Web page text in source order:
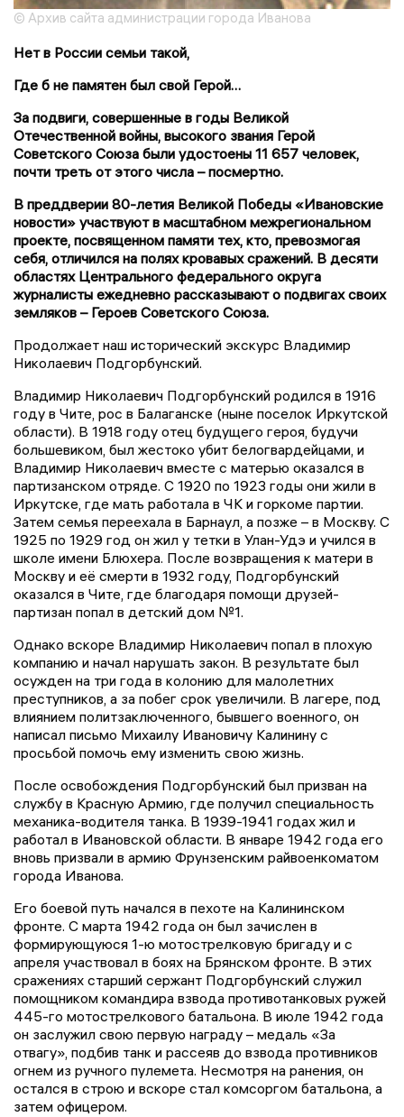
© Архив сайта администрации города Иванова
Нет в России семьи такой,
Где б не памятен был свой Герой…
За подвиги, совершенные в годы Великой
Отечественной войны, высокого звания Герой
Советского Союза были удостоены 11 657 человек,
почти треть от этого числа – посмертно.
В преддверии 80-летия Великой Победы «Ивановские
новости» участвуют в масштабном межрегиональном
проекте, посвященном памяти тех, кто, превозмогая
себя, отличился на полях кровавых сражений. В десяти
областях Центрального федерального округа
журналисты ежедневно рассказывают о подвигах своих
земляков – Героев Советского Союза.
Продолжает наш исторический экскурс Владимир
Николаевич Подгорбунский.
Владимир Николаевич Подгорбунский родился в 1916
году в Чите, рос в Балаганске (ныне поселок Иркутской
области). В 1918 году отец будущего героя, будучи
большевиком, был жестоко убит белогвардейцами, и
Владимир Николаевич вместе с матерью оказался в
партизанском отряде. С 1920 по 1923 годы они жили в
Иркутске, где мать работала в ЧК и горкоме партии.
Затем семья переехала в Барнаул, а позже – в Москву. С
1925 по 1929 год он жил у тетки в Улан-Удэ и учился в
школе имени Блюхера. После возвращения к матери в
Москву и её смерти в 1932 году, Подгорбунский
оказался в Чите, где благодаря помощи друзей-
партизан попал в детский дом №1.
Однако вскоре Владимир Николаевич попал в плохую
компанию и начал нарушать закон. В результате был
осужден на три года в колонию для малолетних
преступников, а за побег срок увеличили. В лагере, под
влиянием политзаключенного, бывшего военного, он
написал письмо Михаилу Ивановичу Калинину с
просьбой помочь ему изменить свою жизнь.
После освобождения Подгорбунский был призван на
службу в Красную Армию, где получил специальность
механика-водителя танка. В 1939-1941 годах жил и
работал в Ивановской области. В январе 1942 года его
вновь призвали в армию Фрунзенским райвоенкоматом
города Иванова.
Его боевой путь начался в пехоте на Калининском
фронте. С марта 1942 года он был зачислен в
формирующуюся 1-ю мотострелковую бригаду и с
апреля участвовал в боях на Брянском фронте. В этих
сражениях старший сержант Подгорбунский служил
помощником командира взвода противотанковых ружей
445-го мотострелкового батальона. В июле 1942 года
он заслужил свою первую награду – медаль «За
отвагу», подбив танк и рассеяв до взвода противников
огнем из ручного пулемета. Несмотря на ранения, он
остался в строю и вскоре стал комсоргом батальона, а
затем офицером.